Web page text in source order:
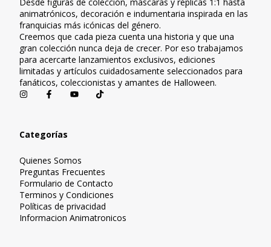
animatrónicos, decoración e indumentaria inspirada en las
franquicias más icónicas del género.
Creemos que cada pieza cuenta una historia y que una
gran colección nunca deja de crecer. Por eso trabajamos
para acercarte lanzamientos exclusivos, ediciones
limitadas y artículos cuidadosamente seleccionados para
fanáticos, coleccionistas y amantes de Halloween.
Categorías
Quienes Somos
Preguntas Frecuentes
Formulario de Contacto
Terminos y Condiciones
Políticas de privacidad
Informacion Animatronicos